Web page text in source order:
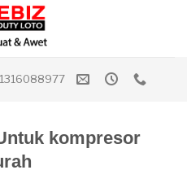
kompresor